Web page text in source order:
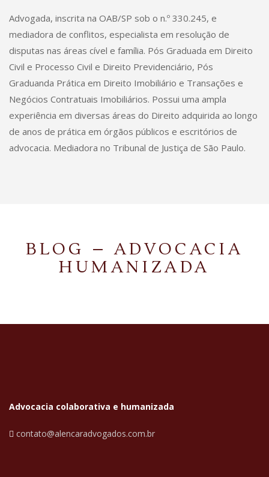
Advogada, inscrita na OAB/SP sob o n.º 330.245, e
mediadora de conflitos, especialista em resolução de
disputas nas áreas cível e família. Pós Graduada em Direito
Civil e Processo Civil e Direito Previdenciário, Pós
Graduanda Prática em Direito Imobiliário e Transações e
Negócios Contratuais Imobiliários. Possui uma ampla
experiência em diversas áreas do Direito adquirida ao longo
de anos de prática em órgãos públicos e escritórios de
advocacia. Mediadora no Tribunal de Justiça de São Paulo.
BLOG – ADVOCACIA
HUMANIZADA
Advocacia colaborativa e humanizada
contato@alencaradvogados.com.br